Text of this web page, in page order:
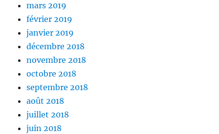
mars 2019
février 2019
janvier 2019
décembre 2018
novembre 2018
octobre 2018
septembre 2018
août 2018
juillet 2018
juin 2018